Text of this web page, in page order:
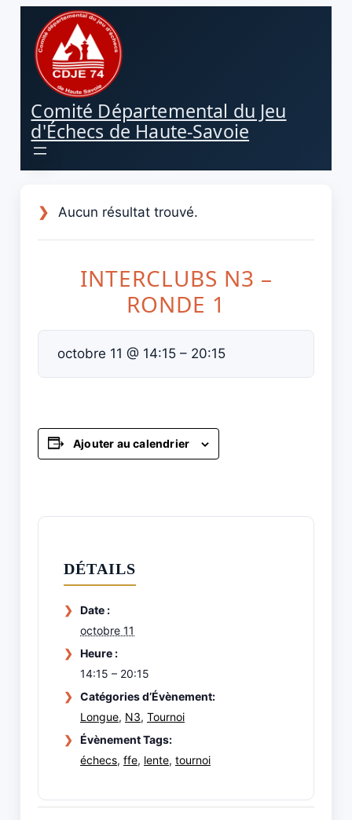
contenu
Comité Départemental du Jeu
d'Échecs de Haute-Savoie
Aucun résultat trouvé.
INTERCLUBS N3 –
RONDE 1
octobre 11 @ 14:15 – 20:15
Ajouter au calendrier
DÉTAILS
Date :
octobre 11
Heure :
14:15 – 20:15
Catégories d’Évènement:
Longue, N3, Tournoi
Évènement Tags:
échecs, ffe, lente, tournoi